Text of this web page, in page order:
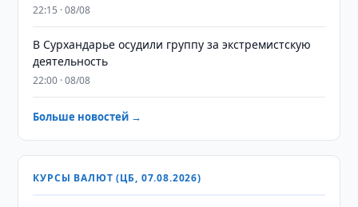
22:15 · 08/08
В Сурхандарье осудили группу за экстремистскую
деятельность
22:00 · 08/08
Больше новостей →
КУРСЫ ВАЛЮТ (ЦБ, 07.08.2026)